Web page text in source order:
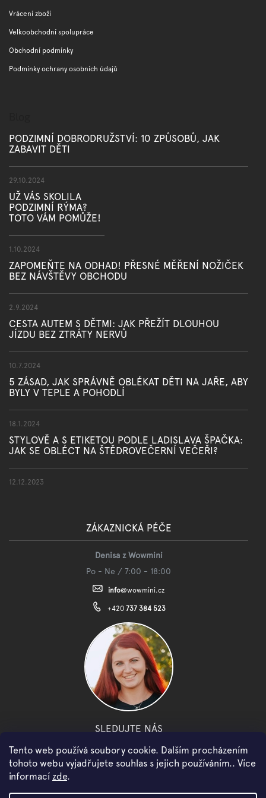
Tento web používá soubory cookie. Dalším procházením
tohoto webu vyjadřujete souhlas s jejich používáním.. Více
informací zde.
Vrácení zboží
Velkoobchodní spolupráce
Obchodní podmínky
Podmínky ochrany osobních údajů
PODZIMNÍ DOBRODRUŽSTVÍ: 10 ZPŮSOBŮ, JAK
ZABAVIT DĚTI
29.10.2024
UŽ VÁS SKOLILA
PODZIMNÍ RÝMA?
TOTO VÁM POMŮŽE!
1.10.2024
ZAPOMEŇTE NA ODHAD! PŘESNÉ MĚŘENÍ NOŽIČEK
BEZ NÁVŠTĚVY OBCHODU
2.9.2024
CESTA AUTEM S DĚTMI: JAK PŘEŽÍT DLOUHOU
JÍZDU BEZ ZTRÁTY NERVŮ
10.7.2024
5 ZÁSAD, JAK SPRÁVNĚ OBLÉKAT DĚTI NA JAŘE, ABY
BYLY V TEPLE A POHODLÍ
18.1.2024
STYLOVĚ A S ETIKETOU PODLE LADISLAVA ŠPAČKA:
JAK SE OBLÉCT NA ŠTĚDROVEČERNÍ VEČEŘI?
12.12.2023
ZÁKAZNICKÁ PÉČE
Denisa z Wowmini
Po - Ne / 7:00 - 18:00
info@wowmini.cz
+420 737 384 523
SLEDUJTE NÁS
facebook instagram youtube